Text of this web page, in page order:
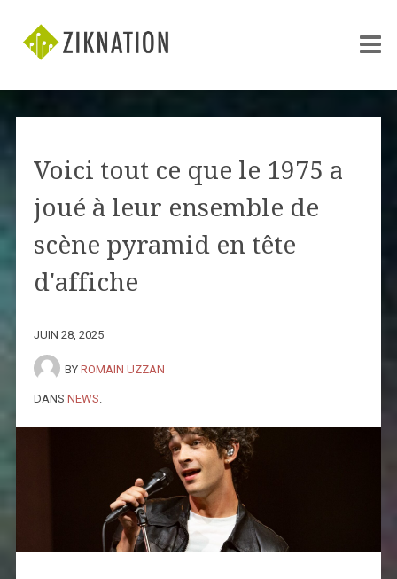
Voici tout ce que le 1975 a
joué à leur ensemble de
scène pyramid en tête
d'affiche
JUIN 28, 2025
BY ROMAIN UZZAN
DANS NEWS